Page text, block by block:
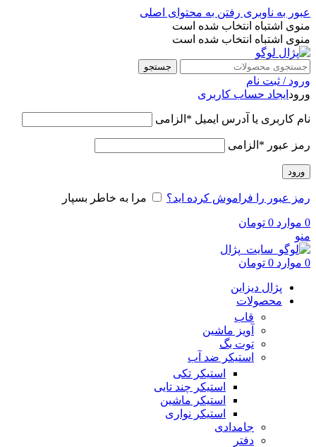
عبور به ناوبری رفتن به محتوای اصلی
منوی اشتباه انتخاب شده است
منوی اشتباه انتخاب شده است
جستجو
ورود / ثبت نام
ورود ایجاد حساب کاربری
نام کاربری یا آدرس ایمیل * الزامی
رمز عبور * الزامی
ورود
رمز عبور را فراموش کرده اید؟ مرا به خاطر بسپار
0 موارد 0 تومان
منو
0 موارد 0 تومان
پژال دیزاین
محصولات
قاب
آویز ماشین
توت بگ
استیکر ضد آب
استیکر تکی
استیکر چند تایی
استیکر ماشین
استیکر نواری
جامدادی
دفتر